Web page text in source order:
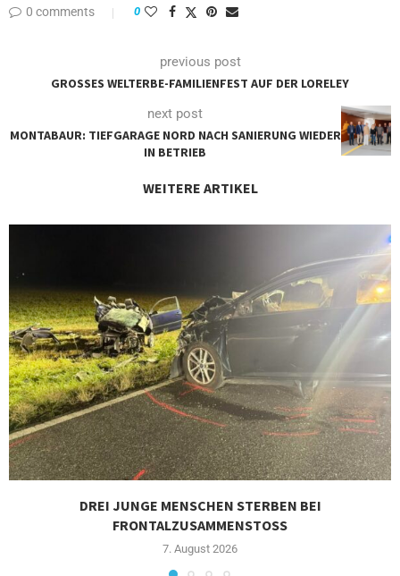
0 comments 0
previous post
GROSSES WELTERBE-FAMILIENFEST AUF DER LORELEY
next post
MONTABAUR: TIEFGARAGE NORD NACH SANIERUNG WIEDER
IN BETRIEB
WEITERE ARTIKEL
DREI JUNGE MENSCHEN STERBEN BEI
FRONTALZUSAMMENSTOSS
7. August 2026